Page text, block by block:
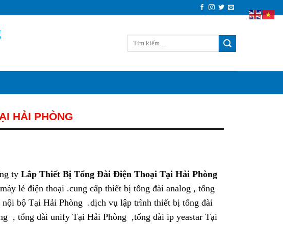
HẢI PHÒNG
ty Lắp Thiết Bị Tổng Đài Điện Thoại Tại Hải Phòng
lẻ điện thoại .cung cấp thiết bị tổng đài analog , tổng
bộ Tại Hải Phòng .dịch vụ lập trình thiết bị tổng đài
, tổng đài unify Tại Hải Phòng ,tổng đài ip yeastar Tại